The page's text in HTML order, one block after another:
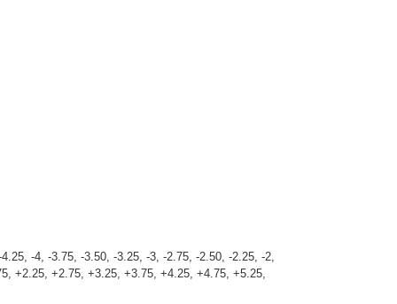
-4, -3.75, -3.50, -3.25, -3, -2.75, -2.50, -2.25, -2,
+2.25, +2.75, +3.25, +3.75, +4.25, +4.75, +5.25,